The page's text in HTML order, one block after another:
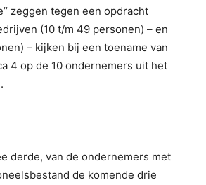
zeggen tegen een opdracht
(10 t/m 49 personen) – en
– kijken bij een toename van
4 op de 10 ondernemers uit het
derde, van de ondernemers met
de komende drie